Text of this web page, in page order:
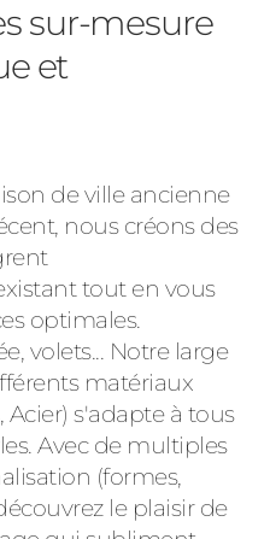
sur-mesure
et
de ville ancienne
nous créons des
tout en vous
optimales.
volets... Notre large
matériaux
s'adapte à tous
Avec de multiples
(formes,
le plaisir de